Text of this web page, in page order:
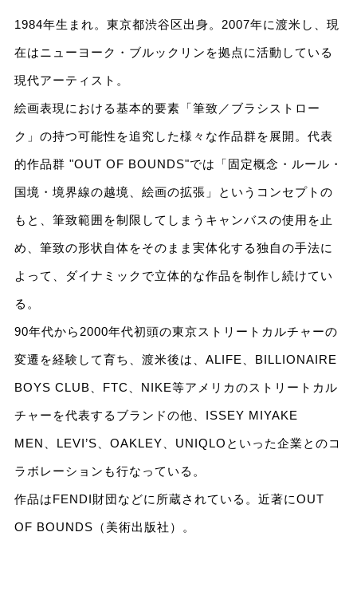
1984年生まれ。東京都渋谷区出身。2007年に渡米し、現
在はニューヨーク・ブルックリンを拠点に活動している
現代アーティスト。
絵画表現における基本的要素「筆致／ブラシストロー
ク」の持つ可能性を追究した様々な作品群を展開。代表
的作品群 "OUT OF BOUNDS"では「固定概念・ルール・
国境・境界線の越境、絵画の拡張」というコンセプトの
もと、筆致範囲を制限してしまうキャンバスの使用を止
め、筆致の形状自体をそのまま実体化する独自の手法に
よって、ダイナミックで立体的な作品を制作し続けてい
る。
90年代から2000年代初頭の東京ストリートカルチャーの
変遷を経験して育ち、渡米後は、ALIFE、BILLIONAIRE
BOYS CLUB、FTC、NIKE等アメリカのストリートカル
チャーを代表するブランドの他、ISSEY MIYAKE
MEN、LEVI’S、OAKLEY、UNIQLOといった企業とのコ
ラボレーションも行なっている。
作品はFENDI財団などに所蔵されている。近著にOUT
OF BOUNDS（美術出版社）。